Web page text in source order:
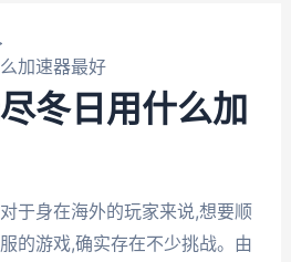
加速器最好
冬日用什么加
于身在海外的玩家来说,想要顺
的游戏,确实存在不少挑战。由